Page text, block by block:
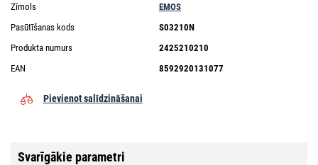
Zīmols
EMOS
Pasūtīšanas kods
S03210N
Produkta numurs
2425210210
EAN
8592920131077
Pievienot salīdzināšanai
Svarīgākie parametri